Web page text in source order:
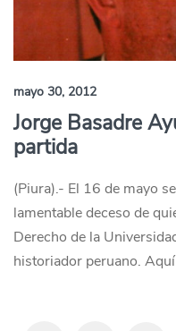
mayo 30, 2012
Jorge Basadre
partida
(Piura).- El 16 de mayo
lamentable deceso de
Derecho de la
historiador peruano.